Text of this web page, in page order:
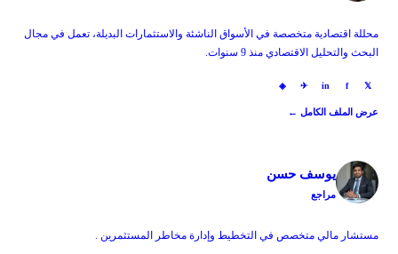
محللة اقتصادية متخصصة في الأسواق الناشئة والاستثمارات البديلة، تعمل في مجال
البحث والتحليل الاقتصادي منذ 9 سنوات.
𝕏
f
in
✈
◈
عرض الملف الكامل ←
يوسف حسن
مراجع
مستشار مالي متخصص في التخطيط وإدارة مخاطر المستثمرين .